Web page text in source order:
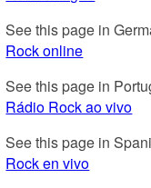
See this page in
Rock online
See this page in
Rádio Rock ao vivo
See this page in
Rock en vivo